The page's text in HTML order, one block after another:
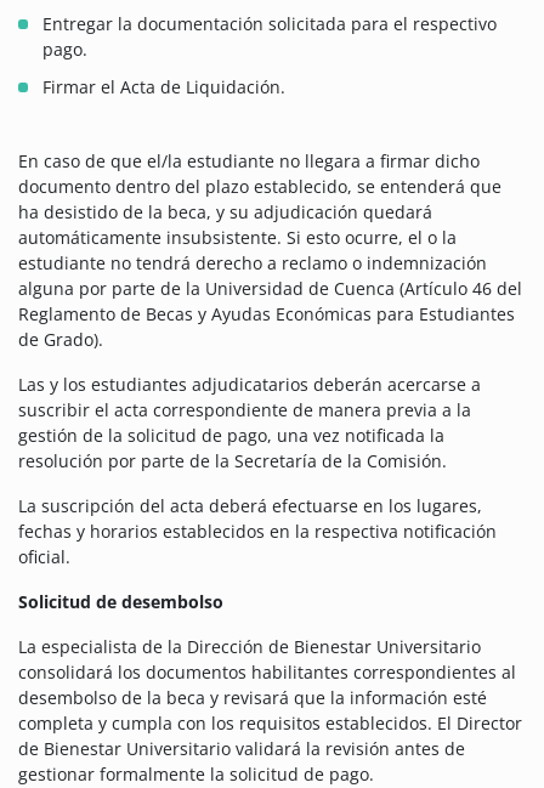
Entregar la documentación solicitada para el respectivo
pago.
Firmar el Acta de Liquidación.
En caso de que el/la estudiante no llegara a firmar dicho
documento dentro del plazo establecido, se entenderá que
ha desistido de la beca, y su adjudicación quedará
automáticamente insubsistente. Si esto ocurre, el o la
estudiante no tendrá derecho a reclamo o indemnización
alguna por parte de la Universidad de Cuenca (Artículo 46 del
Reglamento de Becas y Ayudas Económicas para Estudiantes
de Grado).
Las y los estudiantes adjudicatarios deberán acercarse a
suscribir el acta correspondiente de manera previa a la
gestión de la solicitud de pago, una vez notificada la
resolución por parte de la Secretaría de la Comisión.
La suscripción del acta deberá efectuarse en los lugares,
fechas y horarios establecidos en la respectiva notificación
oficial.
Solicitud de desembolso
La especialista de la Dirección de Bienestar Universitario
consolidará los documentos habilitantes correspondientes al
desembolso de la beca y revisará que la información esté
completa y cumpla con los requisitos establecidos. El Director
de Bienestar Universitario validará la revisión antes de
gestionar formalmente la solicitud de pago.